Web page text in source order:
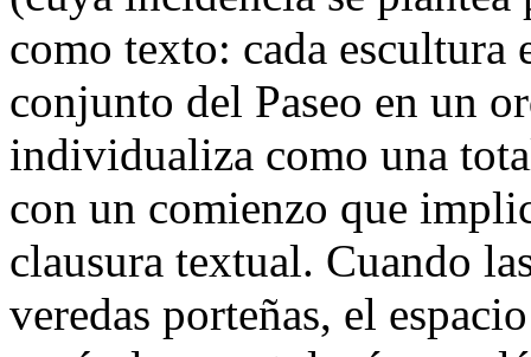
como texto: cada escultura
conjunto del Paseo en un
individualiza como una
con un comienzo que
clausura textual. Cuando
veredas porteñas, el